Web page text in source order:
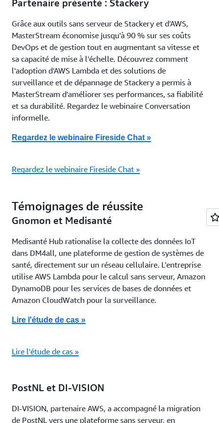
Partenaire présenté : Stackery
Grâce aux outils sans serveur de Stackery et d'AWS,
MasterStream économise jusqu'à 90 % sur ses coûts
DevOps et de gestion tout en augmentant sa vitesse et
sa capacité de mise à l'échelle. Découvrez comment
l'adoption d'AWS Lambda et des solutions de
surveillance et de dépannage de Stackery a permis à
MasterStream d'améliorer ses performances, sa fiabilité
et sa durabilité. Regardez le webinaire Conversation
informelle.
Regardez le webinaire Fireside Chat »
Regardez le webinaire Fireside Chat »
Témoignages de réussite
Gnomon et Medisanté
Medisanté Hub rationalise la collecte des données IoT
dans DM4all, une plateforme de gestion de systèmes de
santé, directement sur un réseau cellulaire. L'entreprise
utilise AWS Lambda pour le calcul sans serveur, Amazon
DynamoDB pour les services de bases de données et
Amazon CloudWatch pour la surveillance.
Lire l'étude de cas »
Lire l'étude de cas »
PostNL et DI-VISION
DI-VISION, partenaire AWS, a accompagné la migration
de PostNL vers une plateforme sans serveur, en